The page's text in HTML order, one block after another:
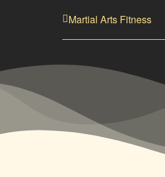
Martial Arts Fitness